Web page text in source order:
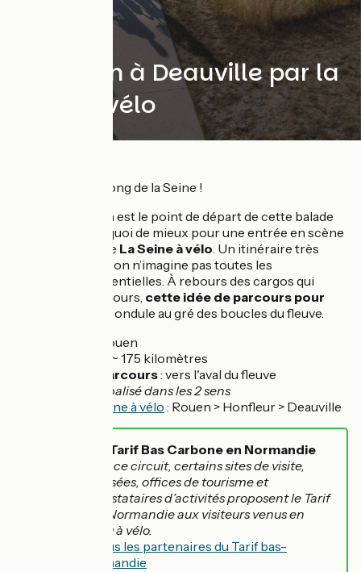
De Rouen à Deauville par la
Seine à vélo
Tous en selle le long de la Seine !
Rouen est le point de départ de cette balade
vers le large ! Et quoi de mieux pour une entrée en scène
à vélo réussie que La Seine à vélo. Un itinéraire très
surprenant dont on n’imagine pas toutes les
découvertes potentielles. À rebours des cargos qui
remontent son cours, cette idée de parcours pour
ondule au gré des boucles du fleuve.
Rouen
~ 175 kilomètres
Sens du parcours: vers l'aval du fleuve
balisé dans les 2 sens
La Seine à vélo : Rouen > Honfleur > Deauville
Le Tarif Bas Carbone en Normandie
Sur ce circuit, certains sites de visite,
musées, offices de tourisme et
prestataires d’activités proposent le Tarif
Bas-Carbone Normandie aux visiteurs venus en
train, en car ou à vélo.
Découvrez tous les partenaires du Tarif bas-
carbone Normandie